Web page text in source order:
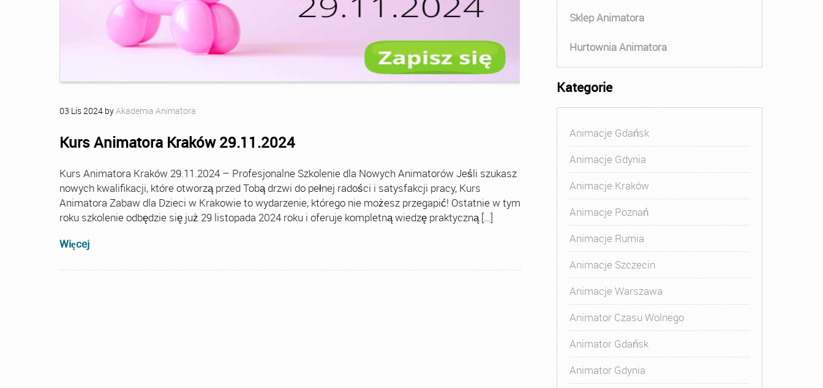
03 Lis2024 byAkademia Animatora
Kurs Animatora Kraków 29.11.2024
Kurs Animatora Kraków 29.11.2024 – Profesjonalne Szkolenie dla Nowych Animatorów Jeśli szukasz
nowych kwalifikacji, które otworzą przed Tobą drzwi do pełnej radości i satysfakcji pracy, Kurs
Animatora Zabaw dla Dzieci w Krakowie to wydarzenie, którego nie możesz przegapić! Ostatnie w tym
roku szkolenie odbędzie się już 29 listopada 2024 roku i oferuje kompletną wiedzę praktyczną […]
Więcej
Sklep Animatora
Hurtownia Animatora
Kategorie
Animacje Gdańsk
Animacje Gdynia
Animacje Kraków
Animacje Poznań
Animacje Rumia
Animacje Szczecin
Animacje Warszawa
Animator Czasu Wolnego
Animator Gdańsk
Animator Gdynia